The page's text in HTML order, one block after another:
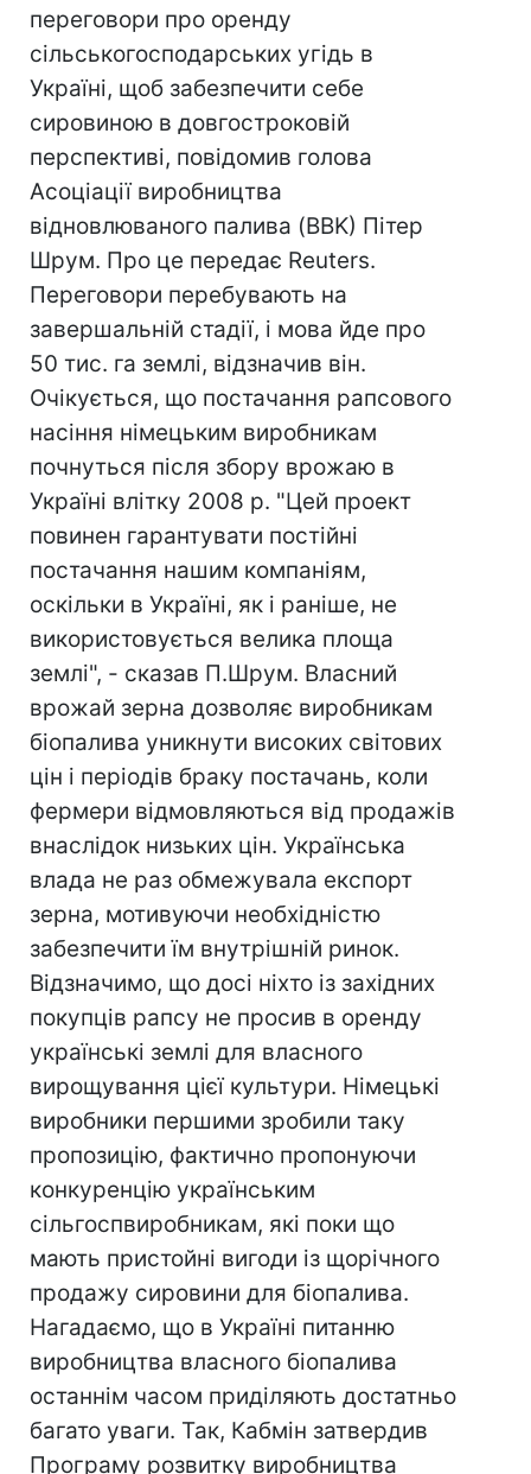
переговори про оренду
сільськогосподарських угідь в
Україні, щоб забезпечити себе
сировиною в довгостроковій
перспективі, повідомив голова
Асоціації виробництва
відновлюваного палива (BBK) Пітер
Шрум. Про це передає Reuters.
Переговори перебувають на
завершальній стадії, і мова йде про
50 тис. га землі, відзначив він.
Очікується, що постачання рапсового
насіння німецьким виробникам
почнуться після збору врожаю в
Україні влітку 2008 р. "Цей проект
повинен гарантувати постійні
постачання нашим компаніям,
оскільки в Україні, як і раніше, не
використовується велика площа
землі", - сказав П.Шрум. Власний
врожай зерна дозволяє виробникам
біопалива уникнути високих світових
цін і періодів браку постачань, коли
фермери відмовляються від продажів
внаслідок низьких цін. Українська
влада не раз обмежувала експорт
зерна, мотивуючи необхідністю
забезпечити їм внутрішній ринок.
Відзначимо, що досі ніхто із західних
покупців рапсу не просив в оренду
українські землі для власного
вирощування цієї культури. Німецькі
виробники першими зробили таку
пропозицію, фактично пропонуючи
конкуренцію українським
сільгоспвиробникам, які поки що
мають пристойні вигоди із щорічного
продажу сировини для біопалива.
Нагадаємо, що в Україні питанню
виробництва власного біопалива
останнім часом приділяють достатньо
багато уваги. Так, Кабмін затвердив
Програму розвитку виробництва